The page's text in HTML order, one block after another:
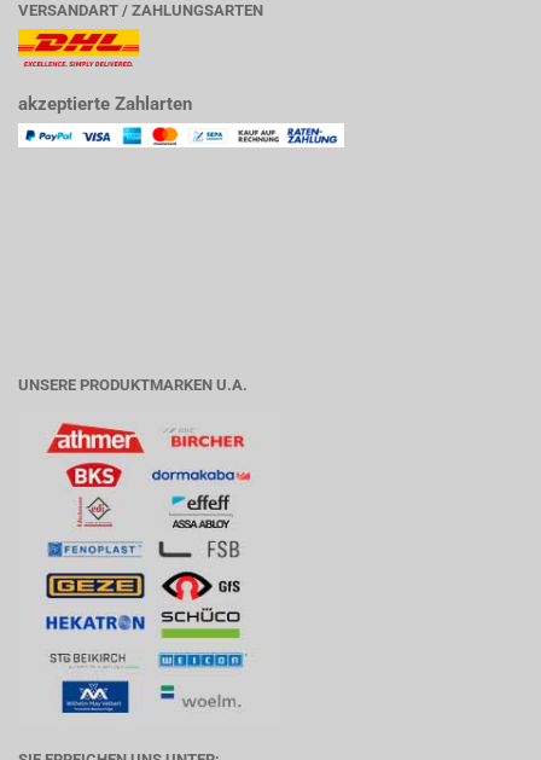
VERSANDART / ZAHLUNGSARTEN
akzeptierte Zahlarten
UNSERE PRODUKTMARKEN U.A.